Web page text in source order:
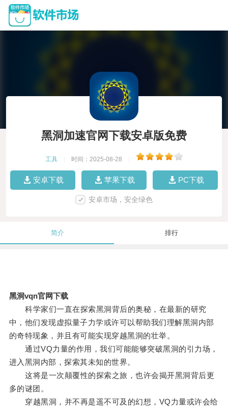
黑洞加速官网下载安卓版免费
工具 时间：2025-08-28
安卓下载 苹果下载 PC下载
安卓市场，安全绿色
简介 排行
黑洞vqn官网下载
科学家们一直在探索黑洞背后的奥秘，在最新的研究
中，他们发现虚拟量子力学或许可以帮助我们理解黑洞内部
的奇特现象，并且有可能实现穿越黑洞的壮举。
通过VQ力量的作用，我们可能能够突破黑洞的引力场，
进入黑洞内部，探索其未知的世界。
这将是一次颠覆性的探索之旅，也许会揭开黑洞背后更
多的谜团。
穿越黑洞，并不再是遥不可及的幻想，VQ力量或许会给